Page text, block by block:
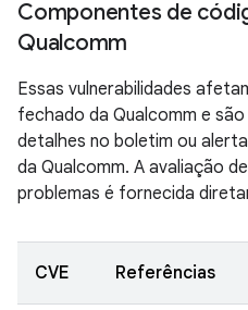
Componentes de
Qualcomm
Essas vulnerabilidades
fechado da Qualcomm e
detalhes no boletim ou
da Qualcomm. A avaliação
problemas é fornecida
CVE Referências